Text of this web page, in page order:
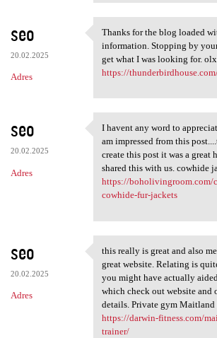
seo
20.02.2025
Adres
Thanks for the blog
Thanks for the blog loaded
information. Stopping by
get what I was looking for.
https://
seo
20.02.2025
Adres
I havent any word to
I havent any word to
am impressed from this
create this post it was a great
shared this with us. cowhide
https://boholivingroom.com/
cowhide-fur-jackets
seo
20.02.2025
Adres
this really is great and
this really is great and also
great website. Relating is
you might have actually
which check out website and
details. Private gym Maitland
https://darwin-fitness.com/
trainer/